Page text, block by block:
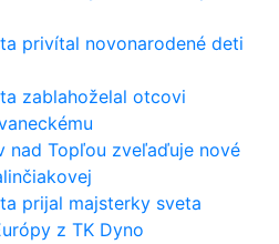
privítal novonarodené deti
zablahoželal otcovi
nad Topľou zveľaďuje nové
prijal majsterky sveta
z TK Dyno